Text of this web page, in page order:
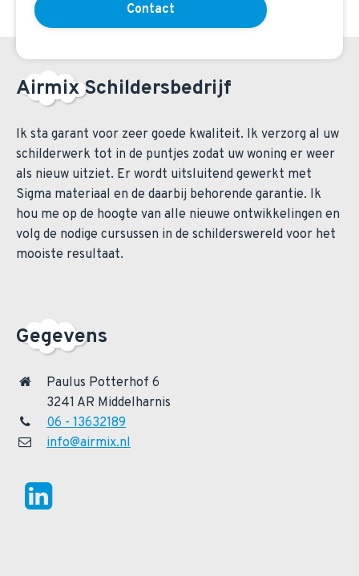
Contact
Airmix Schildersbedrijf
Ik sta garant voor zeer goede kwaliteit. Ik verzorg al uw
schilderwerk tot in de puntjes zodat uw woning er weer
als nieuw uitziet. Er wordt uitsluitend gewerkt met
Sigma materiaal en de daarbij behorende garantie. Ik
hou me op de hoogte van alle nieuwe ontwikkelingen en
volg de nodige cursussen in de schilderswereld voor het
mooiste resultaat.
Gegevens
Paulus Potterhof 6
3241 AR Middelharnis
06 - 13632189
info@airmix.nl